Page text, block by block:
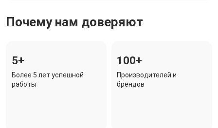
Почему нам доверяют
5+
Более 5 лет успешной
работы
100+
Производителей и
брендов